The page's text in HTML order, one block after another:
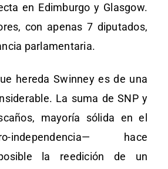
en Edimburgo y Glasgow.
con apenas 7 diputados,
parlamentaria.
hereda Swinney es de una
La suma de SNP y
mayoría sólida en el
hace
la reedición de un